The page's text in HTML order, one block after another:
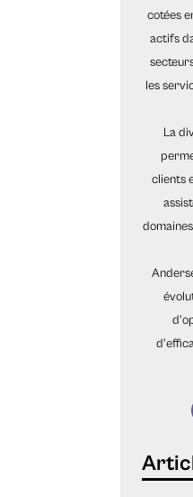
cotées
actifs
les
La
clients